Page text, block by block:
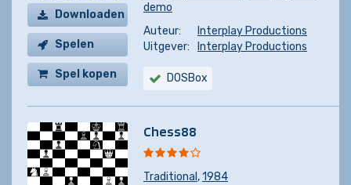
Downloaden
Spelen
Spel kopen
demo
Auteur:
Interplay Productions
Uitgever:
Interplay Productions
DOSBox
Chess88
Traditional ,1984